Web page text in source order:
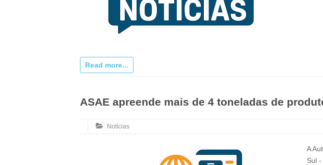
Read more...
ASAE apreende mais de 4 toneladas de
Notícias
A
Sul